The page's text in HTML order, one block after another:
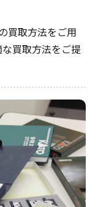
買取方法をご用
買取方法をご提